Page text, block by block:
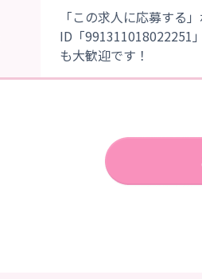
「この求人に応募する
ID「991311018022251
も大歓迎です！